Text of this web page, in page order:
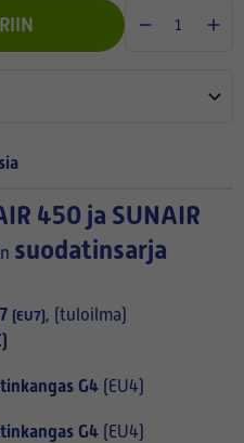
450 ja SUNAIR
suodatinsarja
(EU7), (tuloilma)
G4 (EU4)
G4 (EU4)